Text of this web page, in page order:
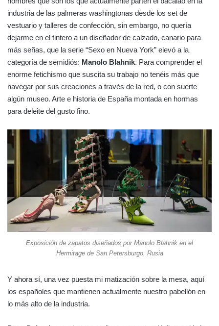
industria de las palmeras washingtonas desde los set de
vestuario y talleres de confección, sin embargo, no quería
dejarme en el tintero a un diseñador de calzado, canario para
más señas, que la serie “Sexo en Nueva York” elevó a la
categoría de semidiós: Manolo Blahnik. Para comprender el
enorme fetichismo que suscita su trabajo no tenéis más que
navegar por sus creaciones a través de la red, o con suerte
algún museo. Arte e historia de España montada en hormas
para deleite del gusto fino.
Exposición de zapatos diseñados por Manolo Blahnik en el
Hermitage de San Petersburgo, Rusia
Y ahora sí, una vez puesta mi matización sobre la mesa, aquí
los españoles que mantienen actualmente nuestro pabellón en
lo más alto de la industria.